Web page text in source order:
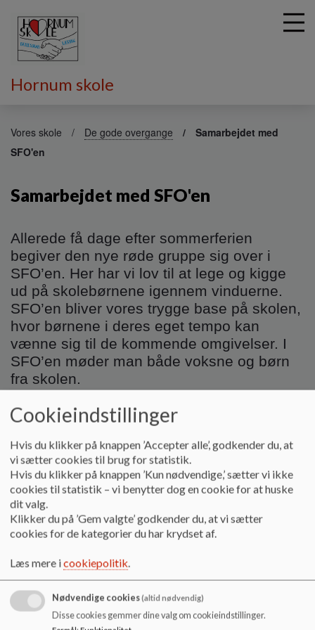
Hornum skole
Vores skole De gode overgange
Samarbejdet med
SFO'en
Samarbejdet med SFO'en
Allerede få dage efter sommerferien
begiver den nye røde gruppe sig over i
SFO’en. Her har vi lov til at lege og kigge
ud på skolebørnene igennem vinduerne.
SFO’en bliver vores trygge base på skolen,
hvor børnene i deres eget tempo kan
vænne sig til de kommende omgivelser. I
SFO’en møder man både voksne og børn
fra skolen.
I maj/juni måned vil der blive fundet datoer,
hvor børnehavebørnene vil blive afleveret i
SFO’en tre gange og deltage i 0. klasses
morgenbånd, og hentet i SFO’en tre gange.
Det bliver seks gange i alt, hvor
børnehavebørnene, sammen med deres
pædagog, får lov til at opleve hvordan
dagen starter i SFO’en og ligeledes
hvordan den afsluttes. Børnehavebørnene
lærer derved systemerne og reglerne i
SFO’en at kende, derudover får de også
Cookieindstillinger
Hvis du klikker på knappen ’Accepter alle’, godkender du, at
vi sætter cookies til brug for statistik.
Hvis du klikker på knappen ’Kun nødvendige,’ sætter vi ikke
cookies til statistik – vi benytter dog en cookie for at huske
dit valg.
Klikker du på ’Gem valgte’ godkender du, at vi sætter
cookies for de kategorier du har krydset af.
Læs mere icookiepolitik.
Nødvendige cookies(altid nødvendig)
Disse cookies gemmer dine valg om cookieindstillinger.